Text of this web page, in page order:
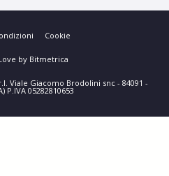
Cookie
by Bitmetrica
Viale Giacomo Brodolini snc - 84091 -
P.IVA 05282810653